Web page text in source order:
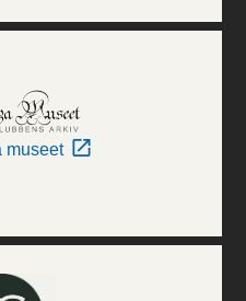
museet